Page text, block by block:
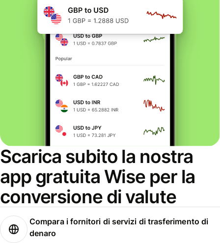
Scarica subito la nostra
app gratuita Wise per la
conversione di valute
Compara i fornitori di servizi di trasferimento di
denaro